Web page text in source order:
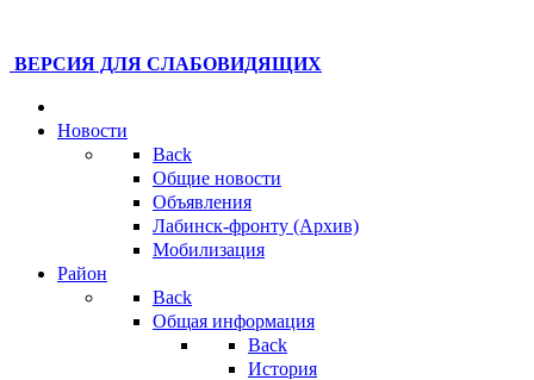
ВЕРСИЯ ДЛЯ СЛАБОВИДЯЩИХ
Новости
Back
Общие новости
Объявления
Лабинск-фронту (Архив)
Мобилизация
Район
Back
Общая информация
Back
История